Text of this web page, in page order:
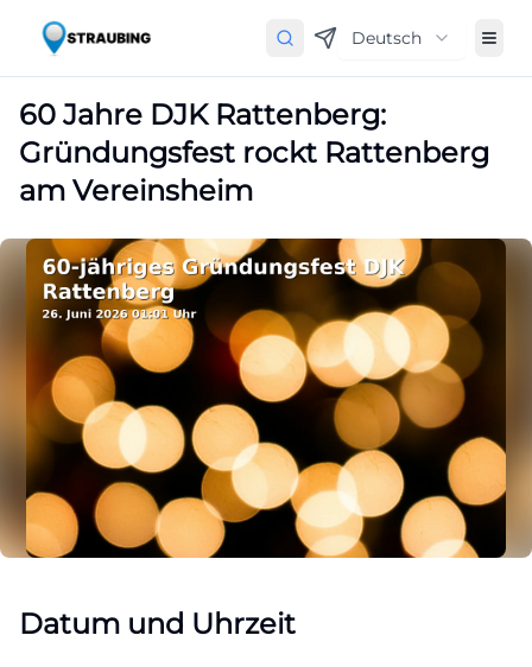
Deutsch
60 Jahre DJK Rattenberg:
Gründungsfest rockt Rattenberg
am Vereinsheim
Datum und Uhrzeit